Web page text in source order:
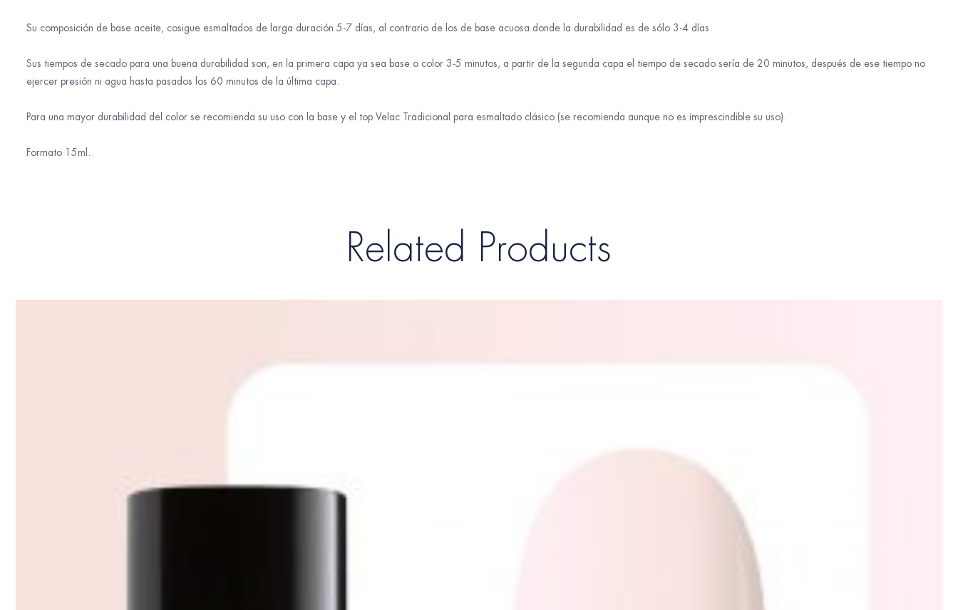
Su composición de base aceite, cosigue esmaltados de larga duración 5-7 días, al contrario de los de base acuosa donde la durabilidad es de sólo 3-4 días.
Sus tiempos de secado para una buena durabilidad son, en la primera capa ya sea base o color 3-5 minutos, a partir de la segunda capa el tiempo de secado sería de 20 minutos, después de ese tiempo no
ejercer presión ni agua hasta pasados los 60 minutos de la última capa.
Para una mayor durabilidad del color se recomienda su uso con la base y el top Velac Tradicional para esmaltado clásico (se recomienda aunque no es imprescindible su uso).
Formato 15ml.
Related Products